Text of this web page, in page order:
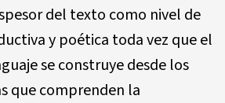
del texto como nivel de
y poética toda vez que el
se construye desde los
que comprenden la